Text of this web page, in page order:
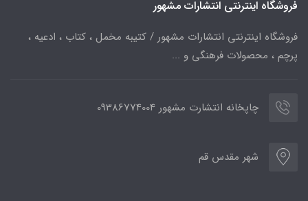
فروشگاه اینترنتی انتشارات مشهور
فروشگاه اینترنتی انتشارات مشهور / کتیبه مخمل ، کتاب ، ادعیه ،
پرچم ، محصولات فرهنگی و ...
چاپخانه انتشارت مشهور 09386774004
شهر مقدس قم